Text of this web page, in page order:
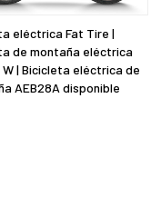
eléctrica Fat Tire |
de montaña eléctrica
W | Bicicleta eléctrica de
AEB28A disponible